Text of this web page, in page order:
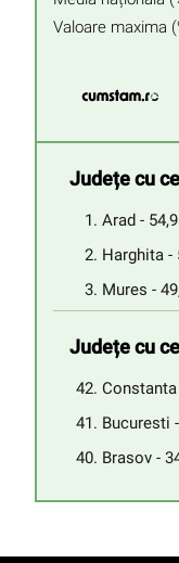
Valoare maxima
Județe cu
Arad -
Harghita -
Mures -
Județe cu
Constanta
Bucuresti
Brasov -